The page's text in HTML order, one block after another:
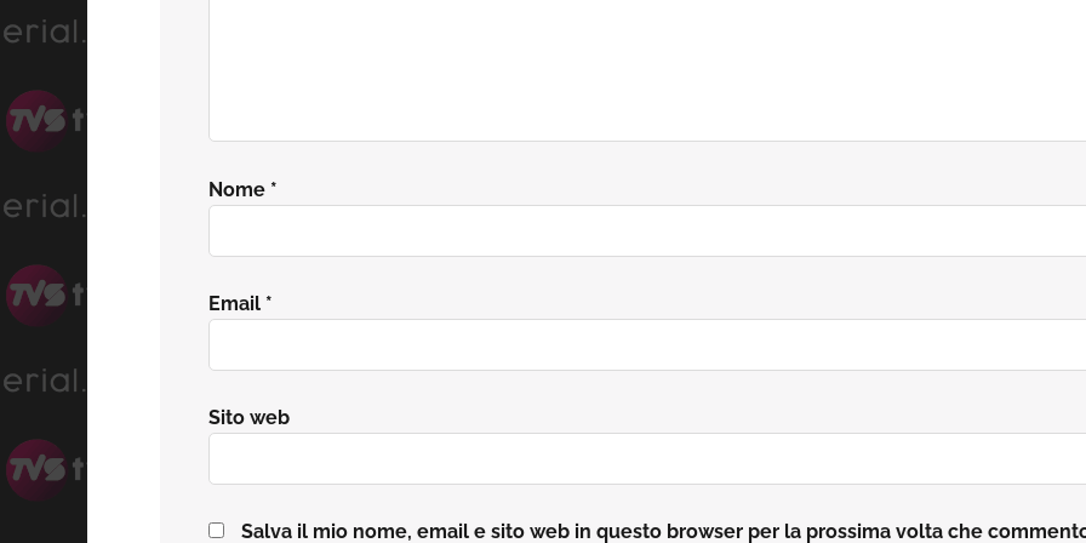
Nome *
Email *
Sito web
Salva il mio nome, email e sito web in questo browser per la prossima volta che